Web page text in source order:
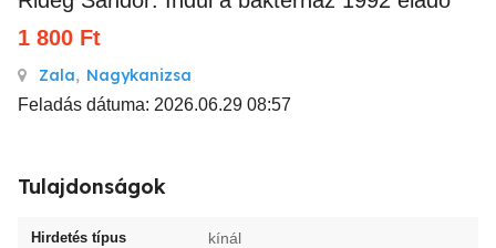
1 800 Ft
Zala, Nagykanizsa
Feladás dátuma: 2026.06.29 08:57
Tulajdonságok
Hirdetés típus kínál